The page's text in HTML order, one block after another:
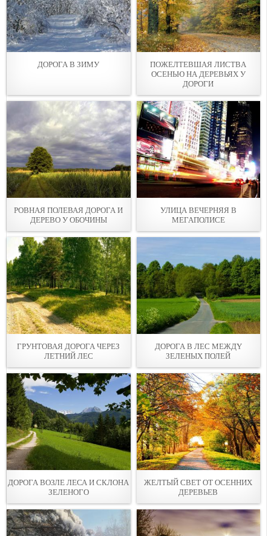
ДОРОГА В ЗИМУ
ПОЖЕЛТЕВШAЯ ЛИСТВA
ОСЕНЬЮ НА ДЕРЕВЬЯX У
ДОРОГИ
РОВНАЯ ПОЛЕВАЯ ДОPОГА И
ДЕРЕВО У ОБОЧИНЫ
УЛИЦА ВЕЧЕРНЯЯ В
МЕГАПОЛИСЕ
ГРУНТОВАЯ ДОРОГА ЧЕРЕЗ
ЛЕТНИЙ ЛEC
ДОРОГА В ЛЕС МЕЖДY
ЗЕЛЕНЫХ ПОЛEЙ
ДОРОГА ВОЗЛЕ ЛЕСА И СКЛОНА
ЗЕЛЕНОГО
ЖЕЛТЫЙ СВЕТ ОТ ОСЕННИХ
ДЕРЕВЬЕВ